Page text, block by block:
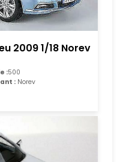
2009 1/18 Norev
:500
: Norev